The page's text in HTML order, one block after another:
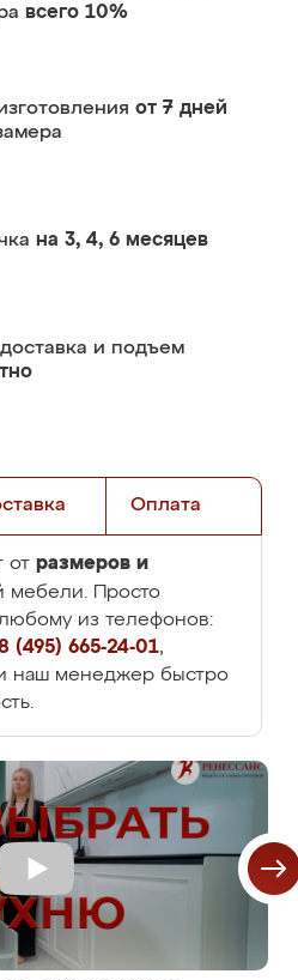
всего 10%
от 7 дней
на 3, 4, 6 месяцев
доставка и подъем
Оплата
от размеров и
мебели. Просто
из телефонов:
(495) 665-24-01,
наш менеджер быстро